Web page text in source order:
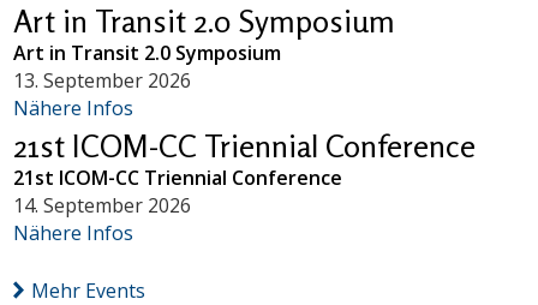
Art in Transit 2.0 Symposium
Art in Transit 2.0 Symposium
13. September 2026
Nähere Infos
21st ICOM-CC Triennial Conference
21st ICOM-CC Triennial Conference
14. September 2026
Nähere Infos
Mehr Events